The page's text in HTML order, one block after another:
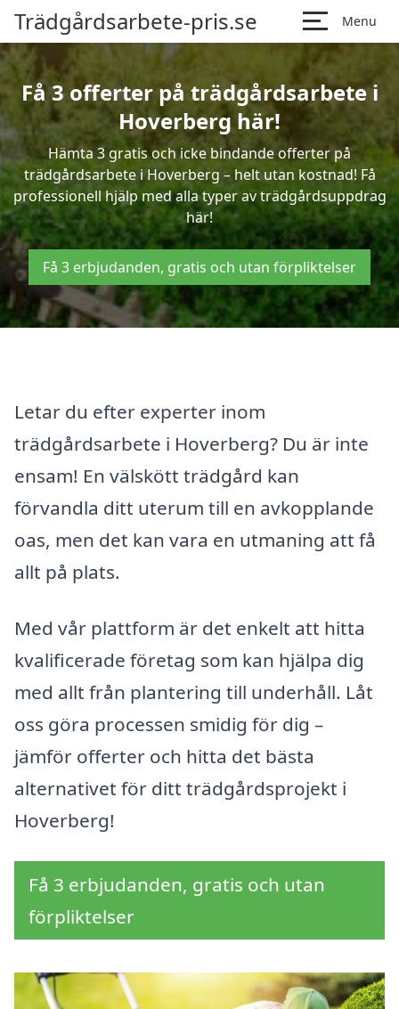
Trädgårdsarbete-pris.se Menu
Få 3 offerter på trädgårdsarbete i
Hoverberg här!
Hämta 3 gratis och icke bindande offerter på
trädgårdsarbete i Hoverberg – helt utan kostnad! Få
professionell hjälp med alla typer av trädgårdsuppdrag
här!
Få 3 erbjudanden, gratis och utan förpliktelser
Letar du efter experter inom
trädgårdsarbete i Hoverberg? Du är inte
ensam! En välskött trädgård kan
förvandla ditt uterum till en avkopplande
oas, men det kan vara en utmaning att få
allt på plats.
Med vår plattform är det enkelt att hitta
kvalificerade företag som kan hjälpa dig
med allt från plantering till underhåll. Låt
oss göra processen smidig för dig –
jämför offerter och hitta det bästa
alternativet för ditt trädgårdsprojekt i
Hoverberg!
Få 3 erbjudanden, gratis och utan
förpliktelser